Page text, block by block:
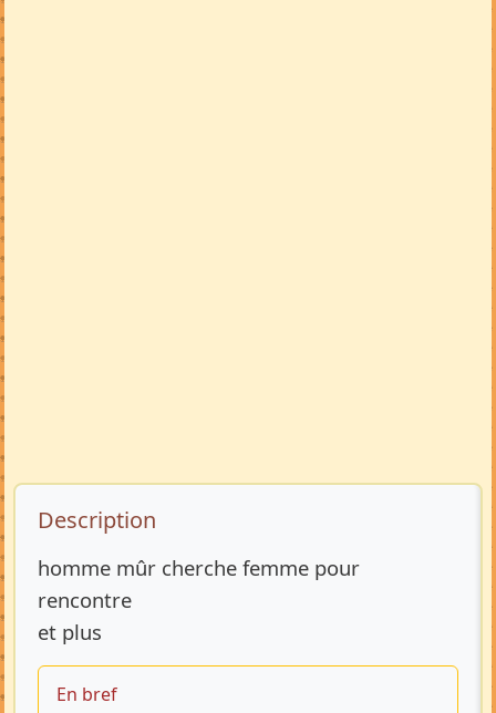
Description de l’annonce
Description
homme mûr cherche femme pour
rencontre
et plus
En bref